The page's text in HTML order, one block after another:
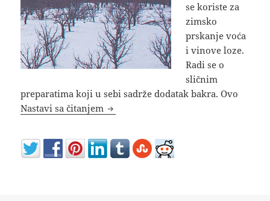
se koriste za
zimsko
prskanje voća
i vinove loze.
Radi se o
sličnim
preparatima koji u sebi sadrže dodatak bakra. Ovo
Nastavi sa čitanjem Plavo ulje za zimsko prskanje voća i